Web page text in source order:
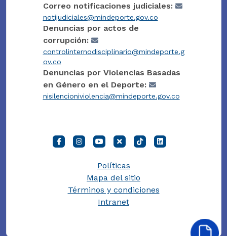
Correo notificaciones judiciales:
notijudiciales@mindeporte.gov.co
Denuncias por actos de
corrupción:
controlinternodisciplinario@mindeporte.g
ov.co
Denuncias por Violencias Basadas
en Género en el Deporte:
nisilencioniviolencia@mindeporte.gov.co
Políticas
Mapa del sitio
Términos y condiciones
Intranet